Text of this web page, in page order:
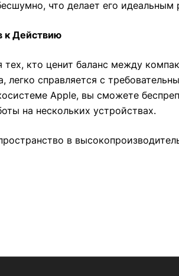
что делает его
к Действию
кто ценит баланс между
легко справляется с
Apple, вы сможете
на нескольких устройствах.
в